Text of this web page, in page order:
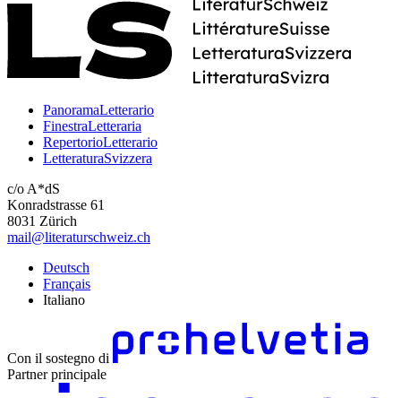
PanoramaLetterario
FinestraLetteraria
RepertorioLetterario
LetteraturaSvizzera
c/o A*dS
Konradstrasse 61
8031 Zürich
mail@literaturschweiz.ch
Deutsch
Français
Italiano
Con il sostegno di
Partner principale